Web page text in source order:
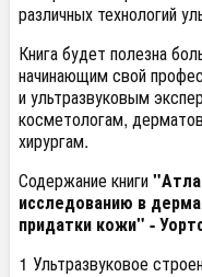
различных технологий
Книга будет полезна
начинающим свой
и ультразвуковым
косметологам,
хирургам.
Содержание книги
исследованию в
придатки кожи" -
1 Ультразвуковое